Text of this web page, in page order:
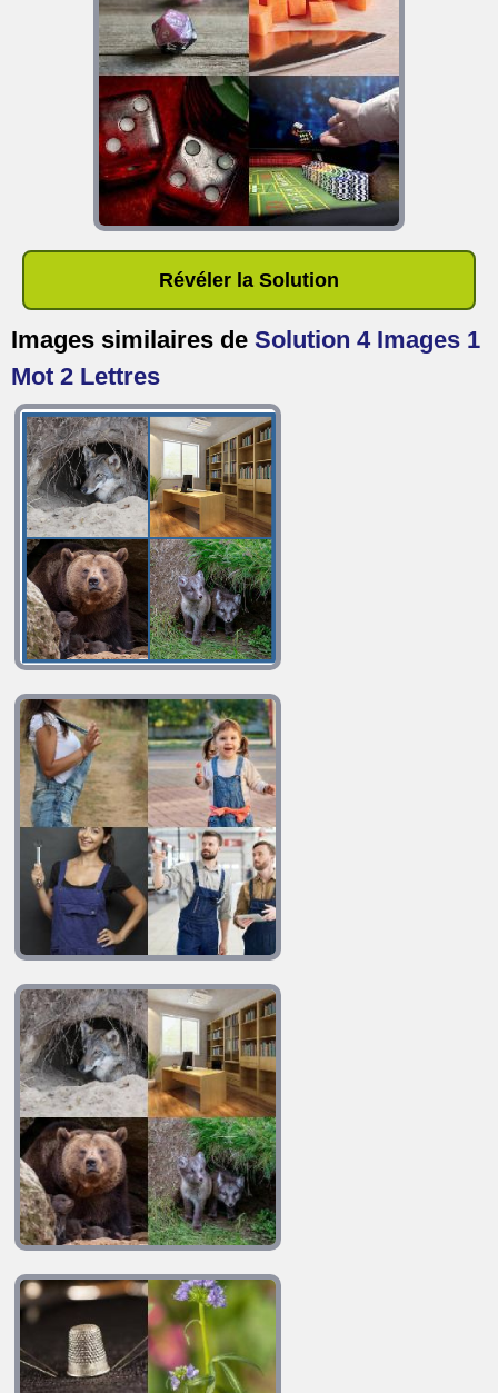
Révéler la Solution
Images similaires de Solution 4 Images 1
Mot 2 Lettres